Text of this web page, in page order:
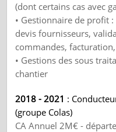
(dont certains cas avec
• Gestionnaire de profit
devis fournisseurs,
commandes,
• Gestions des sous
chantier
2018 - 2021 :
(groupe Colas)
CA Annuel 2M€ -